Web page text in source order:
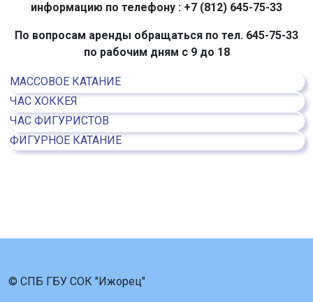
информацию по телефону : +7 (812) 645-75-33
По вопросам аренды обращаться по тел. 645-75-33
по рабочим дням с 9 до 18
МАССОВОЕ КАТАНИЕ
ЧАС ХОККЕЯ
ЧАС ФИГУРИСТОВ
ФИГУРНОЕ КАТАНИЕ
© СПБ ГБУ СОК "Ижорец"